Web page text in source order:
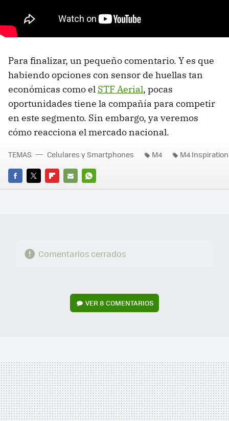
Para finalizar, un pequeño comentario. Y es que
habiendo opciones con sensor de huellas tan
económicas como el STF Aerial, pocas
oportunidades tiene la compañía para competir
en este segmento. Sin embargo, ya veremos
cómo reacciona el mercado nacional.
FACEBOOK
TWITTERFLIPBOARD
E-
WHATSAPP
TEMAS Celulares y Smartphones M4 M4 Inspiration
Comentarios cerrados
VER8 COMENTARIOS